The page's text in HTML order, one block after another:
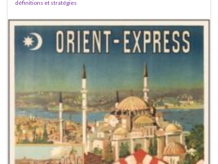
définitions et stratégies